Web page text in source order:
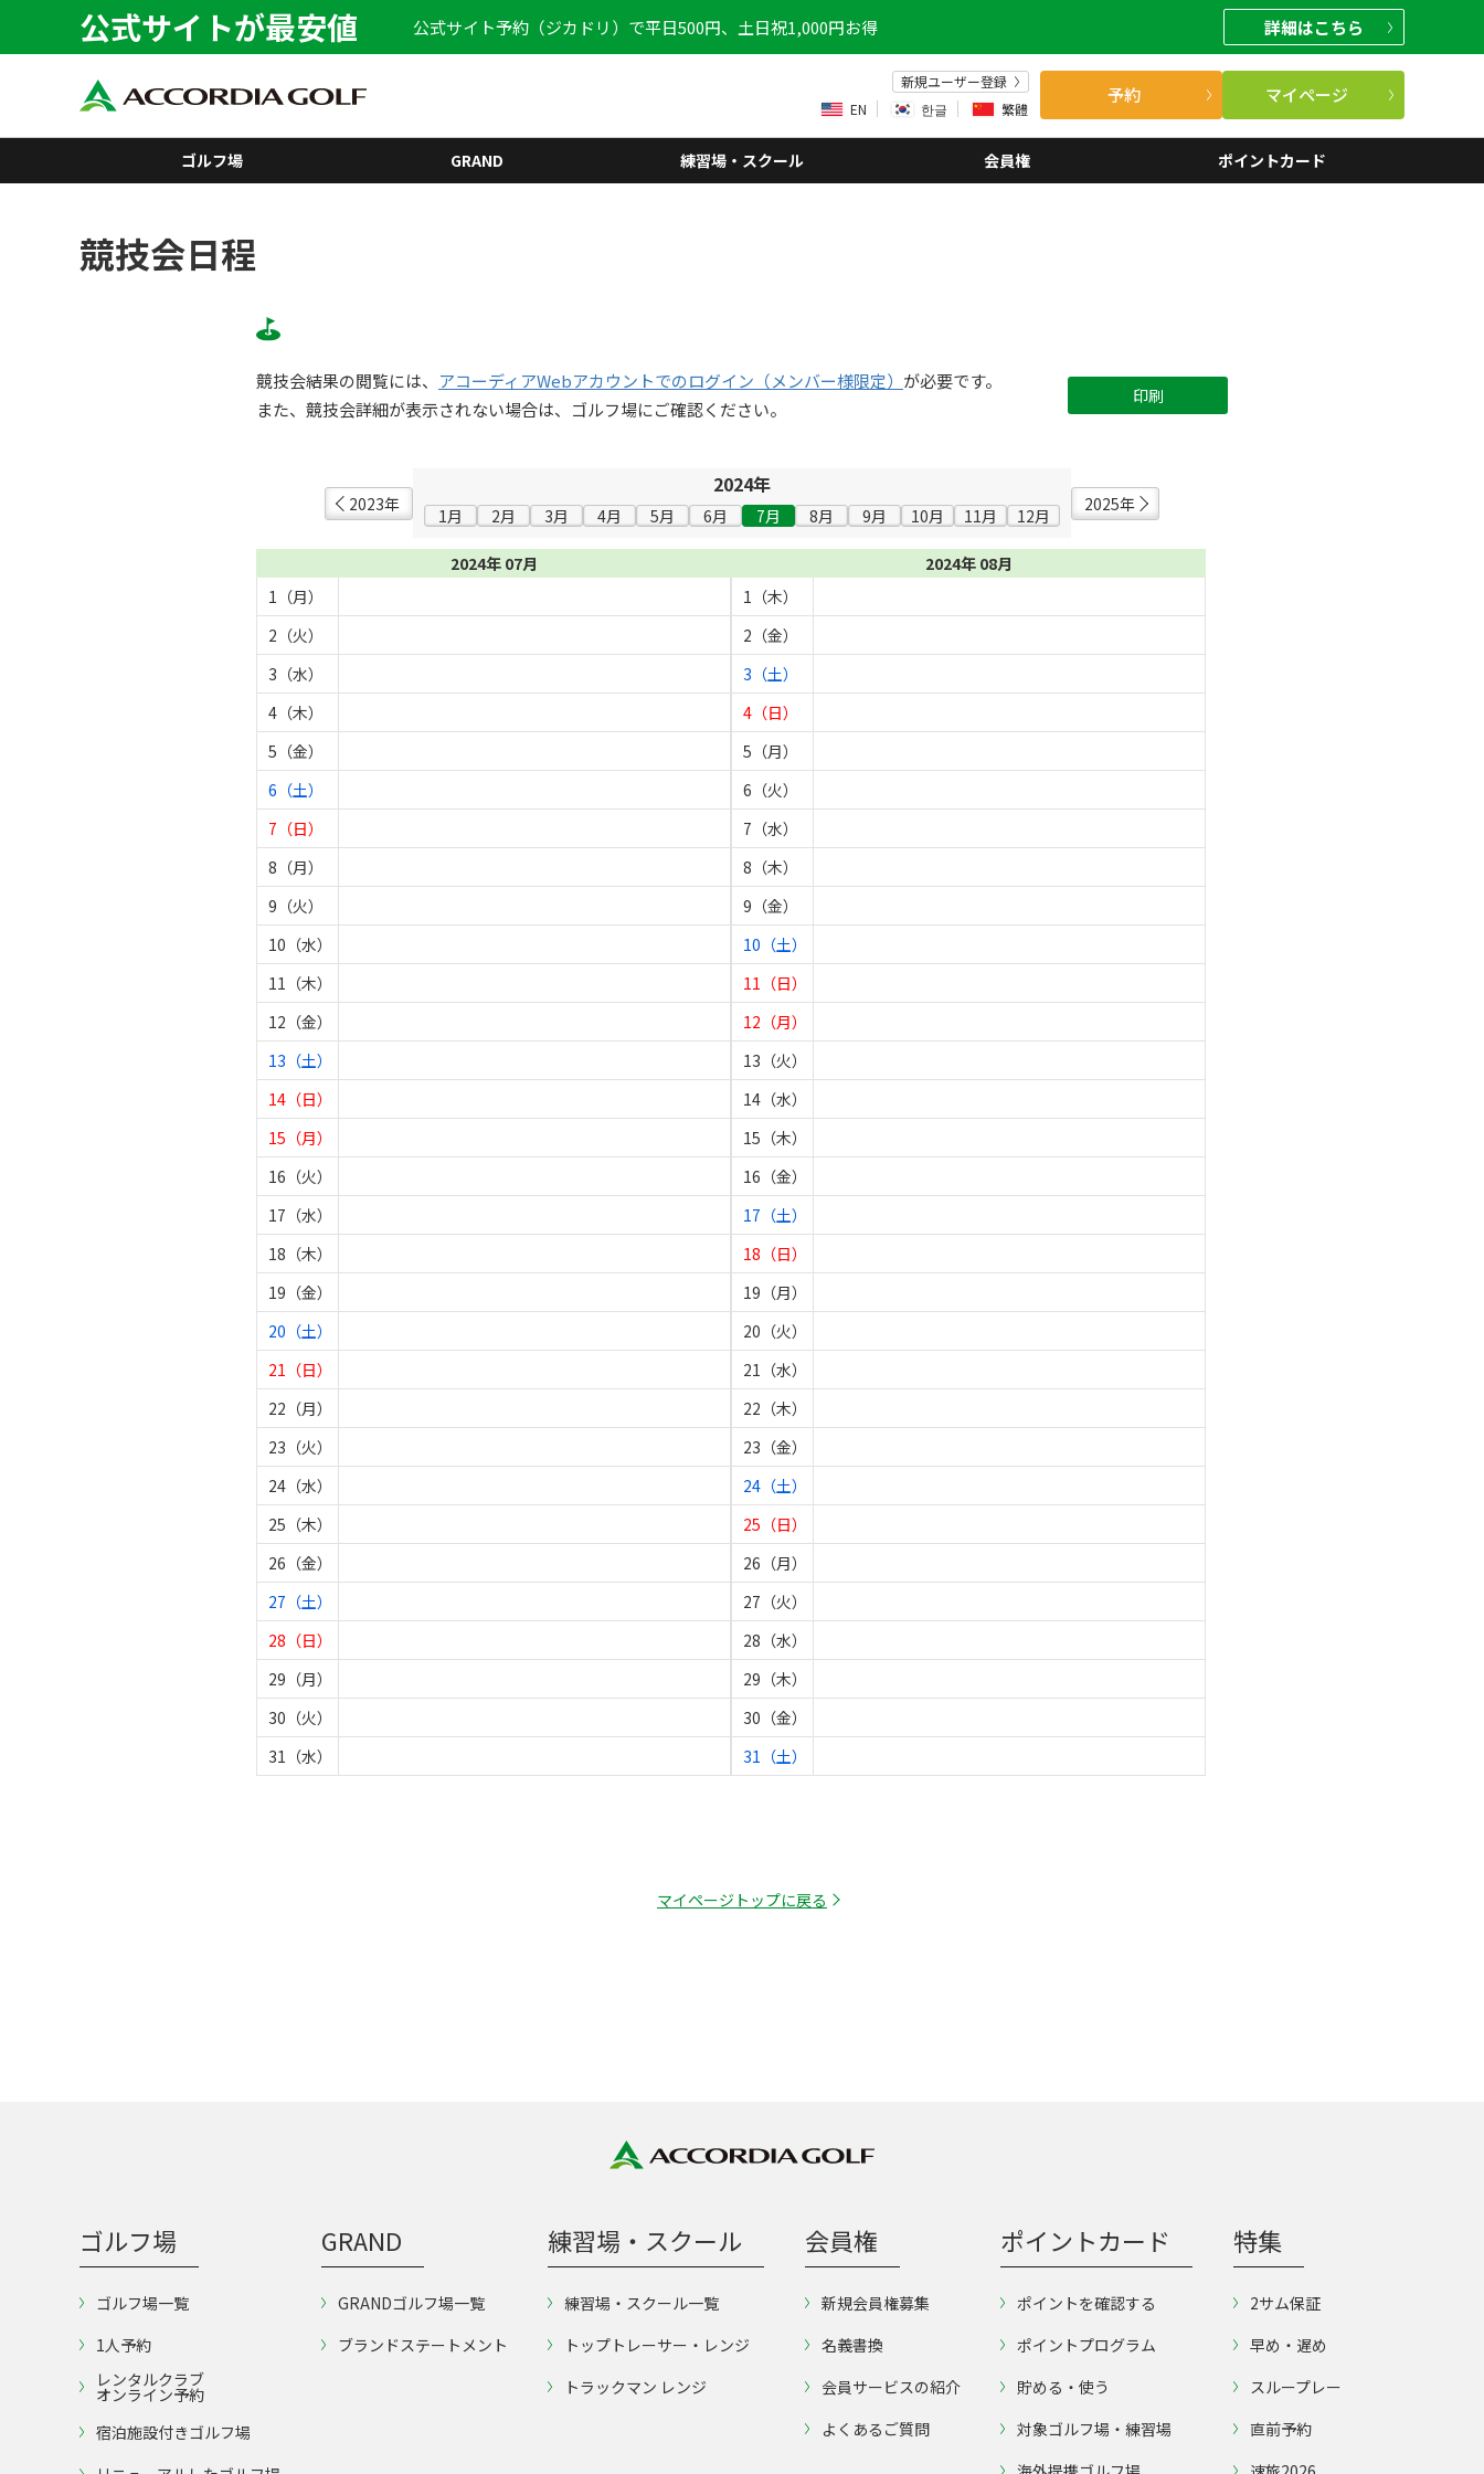
公式サイトが最安値 公式サイト予約（ジカドリ）で平日500円、土日祝1,000円お得 詳細はこちら
新規ユーザー登録
EN
한글 繁體
予約 マイページ
ゴルフ場 GRAND 練習場・スクール 会員権 ポイントカード
競技会日程
競技会結果の閲覧には、 アコーディアWebアカウントでのログイン（メンバー様限定） が必要です。
また、競技会詳細が表示されない場合は、ゴルフ場にご確認ください。
印刷
2023年
2024年
1月 2月 3月 4月 5月 6月 7月 8月 9月 10月 11月 12月
2025年
2024年 07月
1（月）
2（火）
3（水）
4（木）
5（金）
6（土）
7（日）
8（月）
9（火）
10（水）
11（木）
12（金）
13（土）
14（日）
15（月）
16（火）
17（水）
18（木）
19（金）
20（土）
21（日）
22（月）
23（火）
24（水）
25（木）
26（金）
27（土）
28（日）
29（月）
30（火）
31（水）
2024年 08月
1（木）
2（金）
3（土）
4（日）
5（月）
6（火）
7（水）
8（木）
9（金）
10（土）
11（日）
12（月）
13（火）
14（水）
15（木）
16（金）
17（土）
18（日）
19（月）
20（火）
21（水）
22（木）
23（金）
24（土）
25（日）
26（月）
27（火）
28（水）
29（木）
30（金）
31（土）
マイページトップに戻る
ゴルフ場
ゴルフ場一覧
1人予約
レンタルクラブ
オンライン予約
宿泊施設付きゴルフ場
GRAND
GRANDゴルフ場一覧
ブランドステートメント
練習場・スクール
練習場・スクール一覧
トップトレーサー・レンジ
トラックマン レンジ
会員権
新規会員権募集
名義書換
会員サービスの紹介
よくあるご質問
ポイントカード
ポイントを確認する
ポイントプログラム
貯める・使う
対象ゴルフ場・練習場
特集
2サム保証
早め・遅め
スループレー
直前予約